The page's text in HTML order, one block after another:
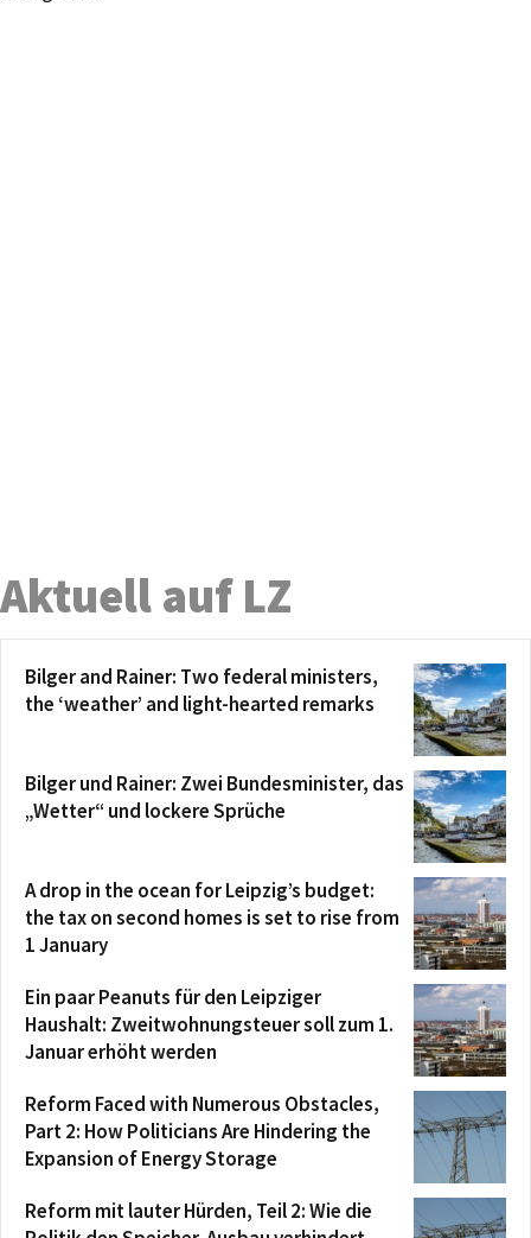
Aktuell auf LZ
Bilger and Rainer: Two federal ministers,
the ‘weather’ and light-hearted remarks
Bilger und Rainer: Zwei Bundesminister, das
„Wetter“ und lockere Sprüche
A drop in the ocean for Leipzig’s budget:
the tax on second homes is set to rise from
1 January
Ein paar Peanuts für den Leipziger
Haushalt: Zweitwohnungsteuer soll zum 1.
Januar erhöht werden
Reform Faced with Numerous Obstacles,
Part 2: How Politicians Are Hindering the
Expansion of Energy Storage
Reform mit lauter Hürden, Teil 2: Wie die